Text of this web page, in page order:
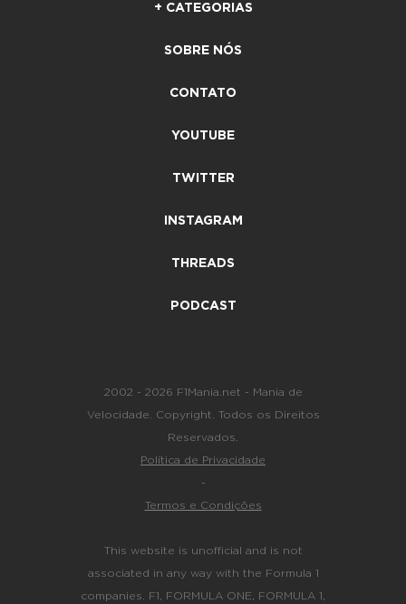
+ CATEGORIAS
SOBRE NÓS
CONTATO
YOUTUBE
TWITTER
INSTAGRAM
THREADS
PODCAST
2002 - 2026 F1Mania.net - Mania de
Velocidade. Copyright. Todos os Direitos
Reservados.
Política de Privacidade
-
Termos e Condições
This website is unofficial and is not
associated in any way with the Formula 1
companies. F1, FORMULA ONE, FORMULA 1,